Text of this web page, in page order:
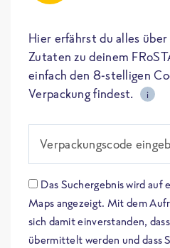
Hier erfährst du alles
Zutaten zu deinem
einfach den 8-stelligen
Verpackung findest.
i
Verpackungscode
Das Suchergebnis wird auf
Maps angezeigt. Mit dem
sich damit einverstanden,
übermittelt werden und dass